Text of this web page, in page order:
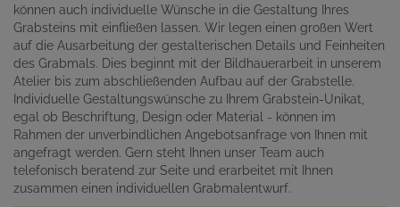
können auch individuelle Wünsche in die Gestaltung Ihres
Grabsteins mit einfließen lassen. Wir legen einen großen Wert
auf die Ausarbeitung der gestalterischen Details und Feinheiten
des Grabmals. Dies beginnt mit der Bildhauerarbeit in unserem
Atelier bis zum abschließenden Aufbau auf der Grabstelle.
Individuelle Gestaltungswünsche zu Ihrem Grabstein-Unikat,
egal ob Beschriftung, Design oder Material - können im
Rahmen der unverbindlichen Angebotsanfrage von Ihnen mit
angefragt werden. Gern steht Ihnen unser Team auch
telefonisch beratend zur Seite und erarbeitet mit Ihnen
zusammen einen individuellen Grabmalentwurf.